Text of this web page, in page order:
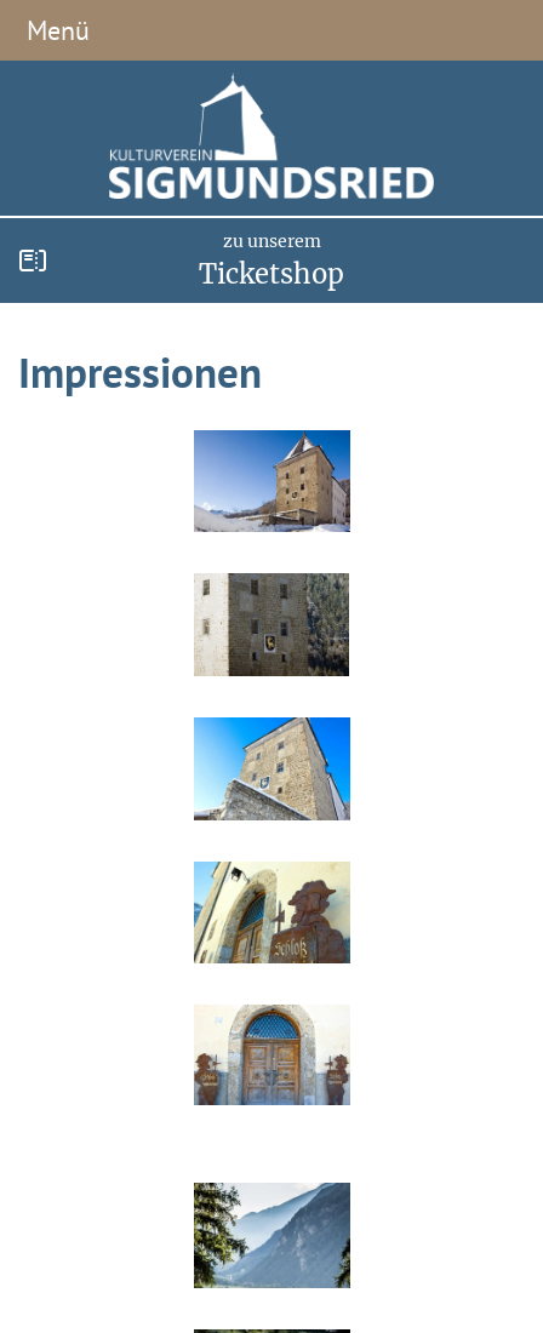
Menü
zu unserem
Ticketshop
Impressionen